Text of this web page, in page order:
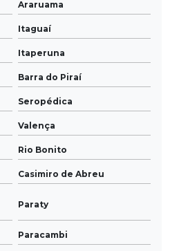
Araruama
Itaguaí
Itaperuna
Barra do Piraí
Seropédica
Valença
Rio Bonito
Casimiro de Abreu
Paraty
Paracambi